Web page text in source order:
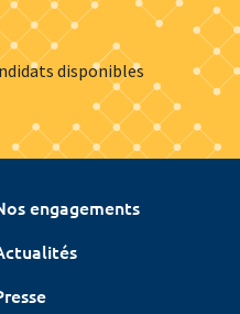
disponibles
engagements